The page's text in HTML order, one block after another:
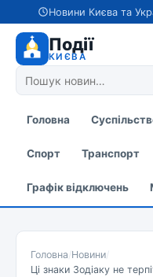
Новини Києва та
Події
КИЄВА
Головна
Спорт Транспорт
Графік відключень
Головна/Новини/
Ці знаки Зодіаку не